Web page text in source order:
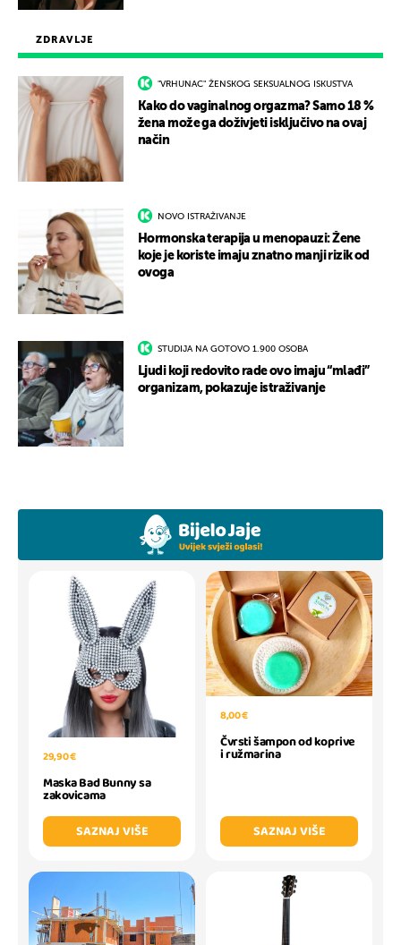
ZDRAVLJE
"VRHUNAC" ŽENSKOG SEKSUALNOG ISKUSTVA
Kako do vaginalnog orgazma? Samo 18 %
žena može ga doživjeti isključivo na ovaj
način
NOVO ISTRAŽIVANJE
Hormonska terapija u menopauzi: Žene
koje je koriste imaju znatno manji rizik od
ovoga
STUDIJA NA GOTOVO 1.900 OSOBA
Ljudi koji redovito rade ovo imaju “mlađi”
organizam, pokazuje istraživanje
29,90 €
Maska Bad Bunny sa
zakovicama
SAZNAJ VIŠE
8,00 €
Čvrsti šampon od koprive
i ružmarina
SAZNAJ VIŠE